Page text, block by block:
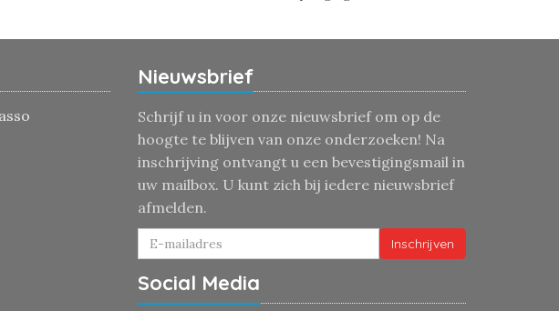
Nieuwsbrief
Schrijf u in voor onze nieuwsbrief om op de
hoogte te blijven van onze onderzoeken! Na
inschrijving ontvangt u een bevestigingsmail in
uw mailbox. U kunt zich bij iedere nieuwsbrief
afmelden.
Inschrijven
Social Media